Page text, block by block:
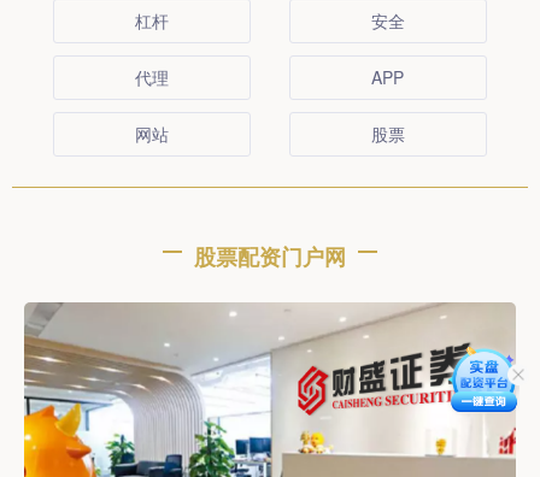
杠杆 安全
代理 APP
网站 股票
股票配资门户网